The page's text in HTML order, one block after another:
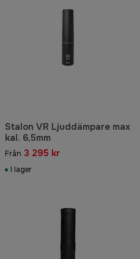
Stalon VR Ljuddämpare max
kal. 6,5mm
Från 3 295 kr
I lager